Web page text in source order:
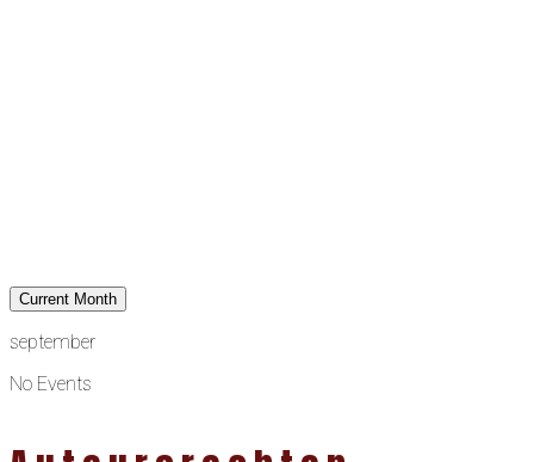
Current Month
september
No Events